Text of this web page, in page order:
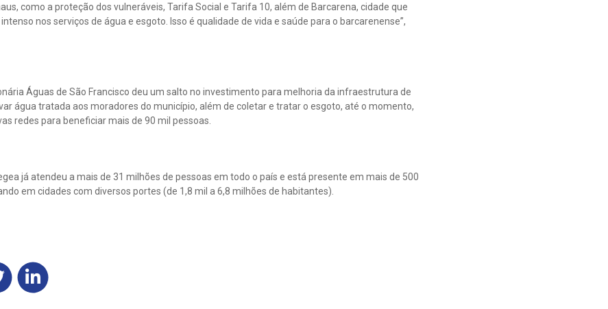
como a proteção dos vulneráveis, Tarifa Social e Tarifa 10, além de Barcarena, cidade que
nos serviços de água e esgoto. Isso é qualidade de vida e saúde para o barcarenense”,
Águas de São Francisco deu um salto no investimento para melhoria da infraestrutura de
água tratada aos moradores do município, além de coletar e tratar o esgoto, até o momento,
redes para beneficiar mais de 90 mil pessoas.
já atendeu a mais de 31 milhões de pessoas em todo o país e está presente em mais de 500
em cidades com diversos portes (de 1,8 mil a 6,8 milhões de habitantes).